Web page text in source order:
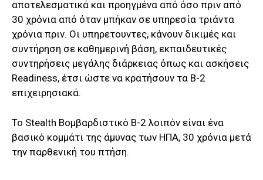
αποτελεσματικά και προηγμένα από όσο πριν από
30 χρόνια από όταν μπήκαν σε υπηρεσία τριάντα
χρόνια πριν. Οι υπηρετουντες, κάνουν δικιμές και
συντήρηση σε καθημερινή βάση, εκπαιδευτικές
συντηρήσεις μεγάλης διάρκειας όπως και ασκήσεις
Readiness, έτσι ώστε να κρατήσουν τα B-2
επιχειρησιακά.
Το Stealth Βομβαρδιστικό B-2 λοιπόν είναι ένα
βασικό κομμάτι της άμυνας των ΗΠΑ, 30 χρόνια μετά
την παρθενική του πτήση.